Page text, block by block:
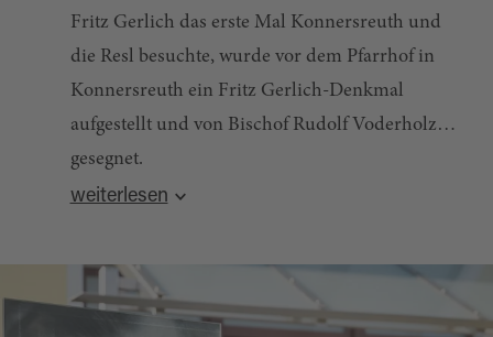
Fritz Gerlich das erste Mal Konnersreuth und
die Resl besuchte, wurde vor dem Pfarrhof in
Konnersreuth ein Fritz Gerlich-Denkmal
aufgestellt und von Bischof Rudolf Voderholzer
gesegnet.
Fritz Gerlich, der vor genau 90 Jahren erstmals
Therese Neumann zusammentraf. Gerlich war
damals Chefredakteur der Münchner Neuesten
Nachrichten. Vier Jahre später schrieb Gerlich,
Quelle:destination.one
weiterlesen